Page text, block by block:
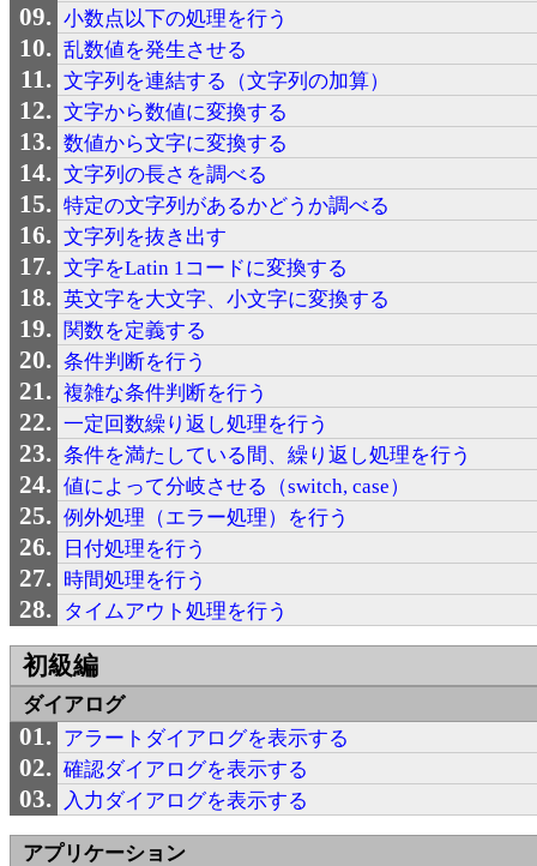
小数点以下の処理を行う
乱数値を発生させる
文字列を連結する（文字列の加算）
文字から数値に変換する
数値から文字に変換する
文字列の長さを調べる
特定の文字列があるかどうか調べる
文字列を抜き出す
文字をLatin 1コードに変換する
英文字を大文字、小文字に変換する
関数を定義する
条件判断を行う
複雑な条件判断を行う
一定回数繰り返し処理を行う
条件を満たしている間、繰り返し処理を行う
値によって分岐させる（switch, case）
例外処理（エラー処理）を行う
日付処理を行う
時間処理を行う
タイムアウト処理を行う
初級編
ダイアログ
アラートダイアログを表示する
確認ダイアログを表示する
入力ダイアログを表示する
アプリケーション